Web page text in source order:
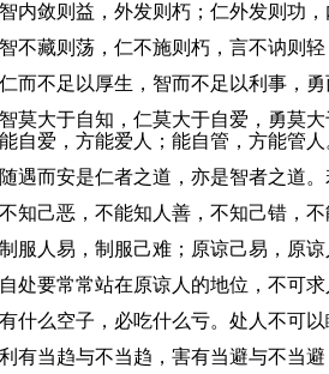
智内敛则益，外发则朽；仁外发则功
智不藏则荡，仁不施则朽，言不讷则
仁而不足以厚生，智而不足以利事，
智莫大于自知，仁莫大于自爱，勇莫
自爱，方能爱人；能自管，方能管人
随遇而安是仁者之道，亦是智者之道
不知己恶，不能知人善，不知己错，
制服人易，制服己难；原谅己易，原
自处要常常站在原谅人的地位，不可
有什么空子，必吃什么亏。处人不可
利有当趋与不当趋，害有当避与不当